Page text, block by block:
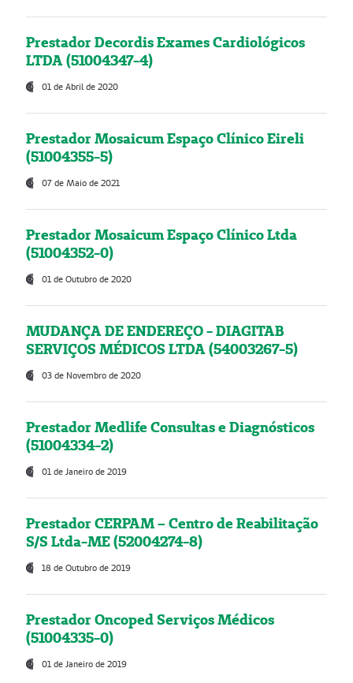
Prestador Decordis Exames Cardiológicos
LTDA (51004347-4)
01 de Abril de 2020
Prestador Mosaicum Espaço Clínico Eireli
(51004355-5)
07 de Maio de 2021
Prestador Mosaicum Espaço Clínico Ltda
(51004352-0)
01 de Outubro de 2020
MUDANÇA DE ENDEREÇO - DIAGITAB
SERVIÇOS MÉDICOS LTDA (54003267-5)
03 de Novembro de 2020
Prestador Medlife Consultas e Diagnósticos
(51004334-2)
01 de Janeiro de 2019
Prestador CERPAM – Centro de Reabilitação
S/S Ltda-ME (52004274-8)
18 de Outubro de 2019
Prestador Oncoped Serviços Médicos
(51004335-0)
01 de Janeiro de 2019